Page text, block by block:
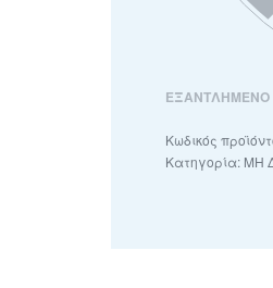
ΕΞΑΝΤΛΗΜΈΝΟ
Κατηγορία: ΜΗ